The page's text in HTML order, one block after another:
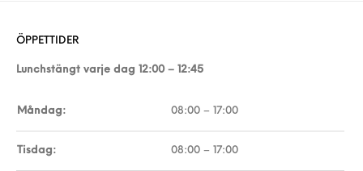
ÖPPETTIDER
Lunchstängt varje dag 12:00 – 12:45
Måndag: 08:00 – 17:00
Tisdag: 08:00 – 17:00